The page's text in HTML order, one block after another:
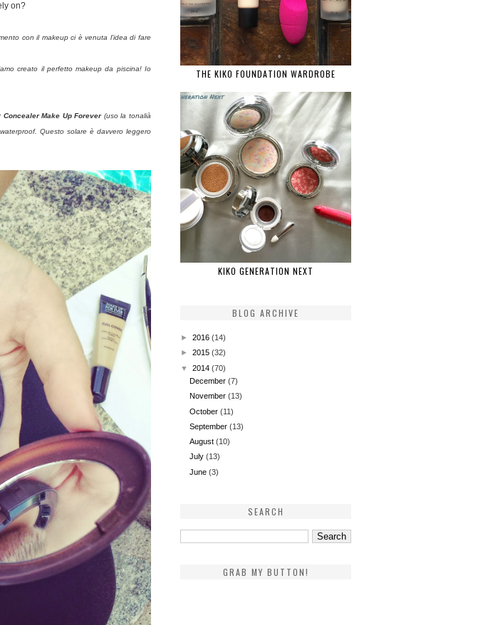
on?
con il makeup ci è venuta l’idea di fare
creato il perfetto makeup da piscina! Io
Concealer Make Up Forever(uso la tonalià
Questo solare è davvero leggero
THE KIKO FOUNDATION WARDROBE
KIKO GENERATION NEXT
BLOG ARCHIVE
► 2016 (14)
► 2015 (32)
▼ 2014 (70)
December(7)
November(13)
October(11)
September(13)
August(10)
July(13)
June(3)
SEARCH
GRAB MY BUTTON!